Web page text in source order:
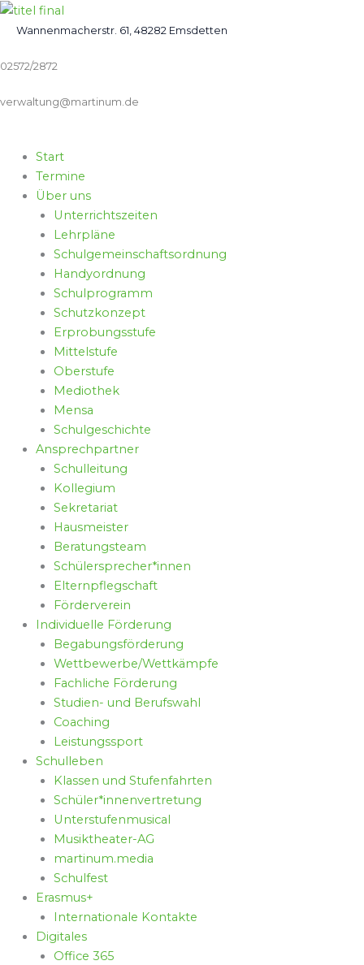
Zum
InhaltWannenmacherstr. 61, 48282 Emsdetten
02572/2872
verwaltung@martinum.de
Start
Termine
Über uns
Unterrichtszeiten
Lehrpläne
Schulgemeinschaftsordnung
Handyordnung
Schulprogramm
Schutzkonzept
Erprobungsstufe
Mittelstufe
Oberstufe
Mediothek
Mensa
Schulgeschichte
Ansprechpartner
Schulleitung
Kollegium
Sekretariat
Hausmeister
Beratungsteam
Schülersprecher*innen
Elternpflegschaft
Förderverein
Individuelle Förderung
Begabungsförderung
Wettbewerbe/Wettkämpfe
Fachliche Förderung
Studien- und Berufswahl
Coaching
Leistungssport
Schulleben
Klassen und Stufenfahrten
Schüler*innenvertretung
Unterstufenmusical
Musiktheater-AG
martinum.media
Schulfest
Erasmus+
Internationale Kontakte
Digitales
Office 365